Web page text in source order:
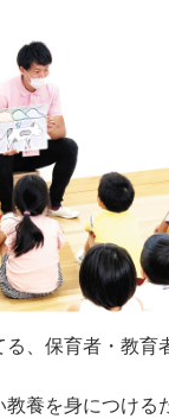
る、保育者・教育
養を身につける